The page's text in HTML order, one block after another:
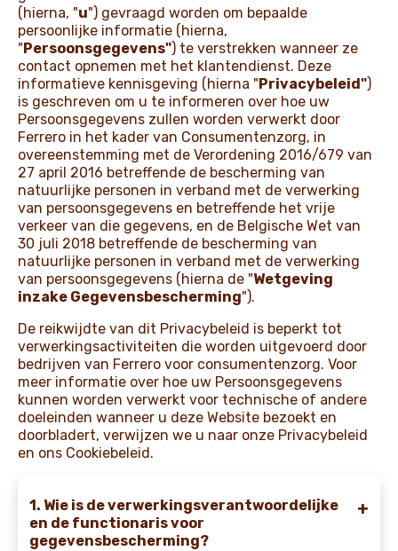
NIEUWS EN VERHALEN
(hierna, "u") gevraagd worden om bepaalde
persoonlijke informatie (hierna,
"Persoonsgegevens") te verstrekken wanneer ze
contact opnemen met het klantendienst. Deze
informatieve kennisgeving (hierna "Privacybeleid")
is geschreven om u te informeren over hoe uw
Persoonsgegevens zullen worden verwerkt door
Ferrero in het kader van Consumentenzorg, in
overeenstemming met de Verordening 2016/679 van
27 april 2016 betreffende de bescherming van
natuurlijke personen in verband met de verwerking
van persoonsgegevens en betreffende het vrije
verkeer van die gegevens, en de Belgische Wet van
30 juli 2018 betreffende de bescherming van
natuurlijke personen in verband met de verwerking
van persoonsgegevens (hierna de "Wetgeving
inzake Gegevensbescherming").
De reikwijdte van dit Privacybeleid is beperkt tot
verwerkingsactiviteiten die worden uitgevoerd door
bedrijven van Ferrero voor consumentenzorg. Voor
meer informatie over hoe uw Persoonsgegevens
kunnen worden verwerkt voor technische of andere
doeleinden wanneer u deze Website bezoekt en
doorbladert, verwijzen we u naar onze Privacybeleid
en ons Cookiebeleid.
1. Wie is de verwerkingsverantwoordelijke
en de functionaris voor
gegevensbescherming?